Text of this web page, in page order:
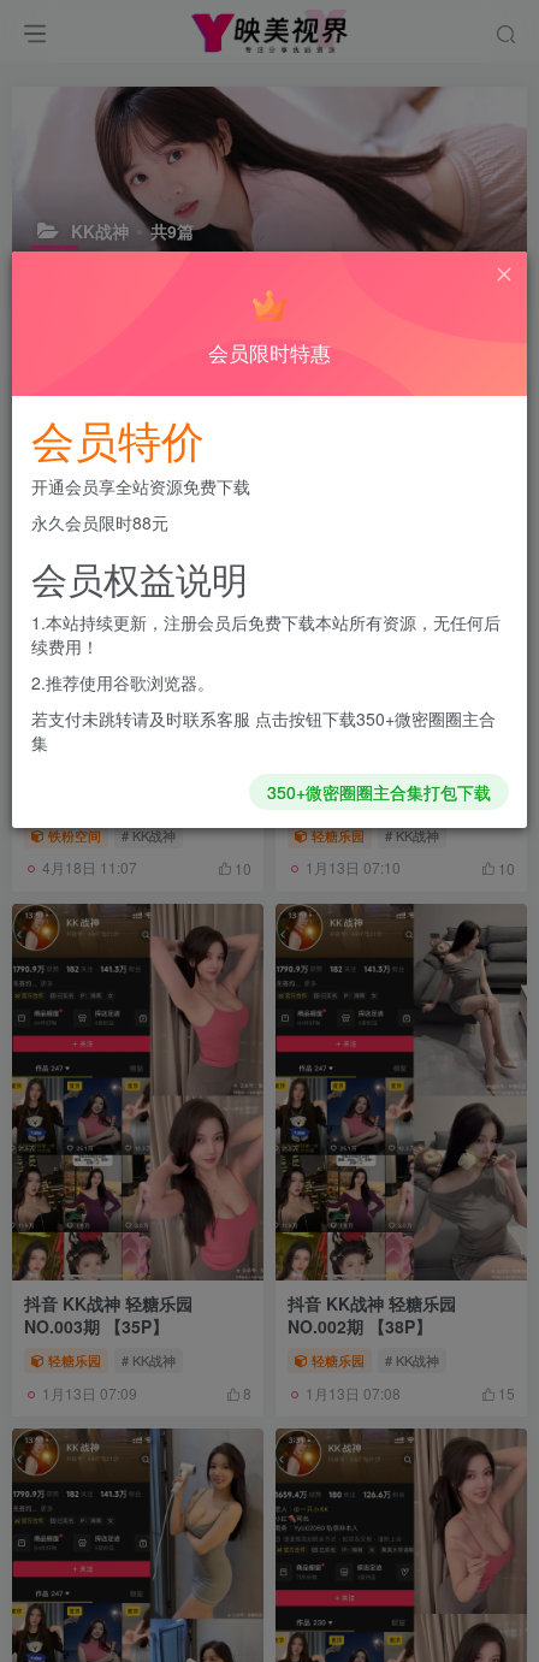
KK战神 共9篇
KK战神是如今备受瞩目的女网红之一，她在抖音和铁粉空间上频繁分
点赞 评论
2026.03.26]
铁粉空间 # KK战神
4月18日 11:07 10
抖音 KK战神 轻糖乐园
NO.004期 【49P】最新至：
2025.11.10
轻糖乐园 # KK战神
1月13日 07:10 10
抖音 KK战神 轻糖乐园
NO.003期 【35P】
轻糖乐园 # KK战神
1月13日 07:09 8
抖音 KK战神 轻糖乐园
NO.002期 【38P】
轻糖乐园 # KK战神
1月13日 07:08 15
会员限时特惠
会员特价
开通会员享全站资源免费下载
永久会员限时88元
会员权益说明
1.本站持续更新，注册会员后免费下载本站所有资源，无任何后
续费用！
2.推荐使用谷歌浏览器。
若支付未跳转请及时联系客服 点击按钮下载350+微密圈圈主合
集
350+微密圈圈主合集打包下载